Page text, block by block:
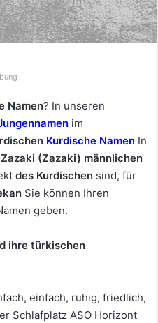
Namen? In unseren
im
Kurdische Namen In
(Zazaki) männlichen
des Kurdischen sind, für
Sie können Ihren
geben.
ihre türkischen
einfach, ruhig, friedlich,
Schlafplatz ASO Horizont